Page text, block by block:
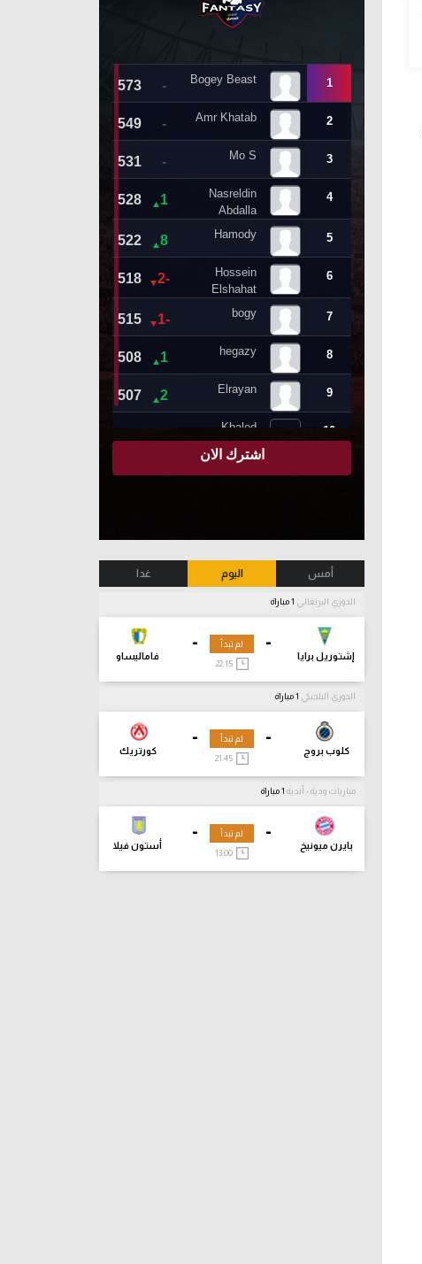
أمس اليوم غدا
الدوري البرتغالي
-
إشتوريل برايا
-
فاماليساو
لم تبدأ
22:15
الدوري البلجيكي
-
كلوب بروج
-
كورتريك
لم تبدأ
مباريات ودية - أندية
-
بايرن ميونيخ
-
أستون فيلا
لم تبدأ